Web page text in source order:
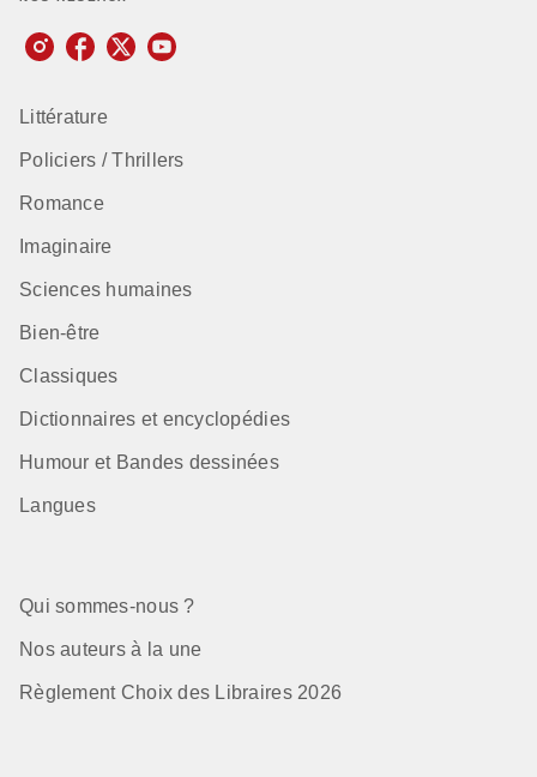
Littérature
Policiers / Thrillers
Romance
Imaginaire
Sciences humaines
Bien-être
Classiques
Dictionnaires et encyclopédies
Humour et Bandes dessinées
Langues
Qui sommes-nous ?
Nos auteurs à la une
Règlement Choix des Libraires 2026